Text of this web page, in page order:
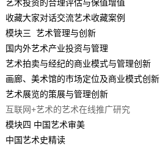
艺术投资的合理评估与保值增值
收藏大家对话交流艺术收藏案例
模块三 艺术管理与创新
国内外艺术产业投资与管理
艺术拍卖与经纪的商业模式与管理创新
画廊、美术馆的市场定位及商业模式创新
艺术展览的策展与管理创新
互联网+艺术的艺术在线推广研究
模块四 中国艺术审美
中国艺术史精读